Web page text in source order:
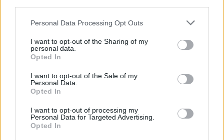
Please note that this website/app uses one or more Google
not limited to your visit or usage behaviour. You may click to
grant or deny consent to Google and its third-party tags to
use your data for below specified purposes in below Google
consent section.
Personal Data Processing Opt Outs
I want to opt-out of the Sharing of my
personal data.
Opted In
I want to opt-out of the Sale of my
Personal Data.
Opted In
I want to opt-out of processing my
Personal Data for Targeted Advertising.
Opted In
(φωτο)
15 Μαΐου 2020, 18:12
ξενοδοχείο στο...